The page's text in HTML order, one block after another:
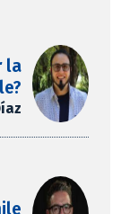
la